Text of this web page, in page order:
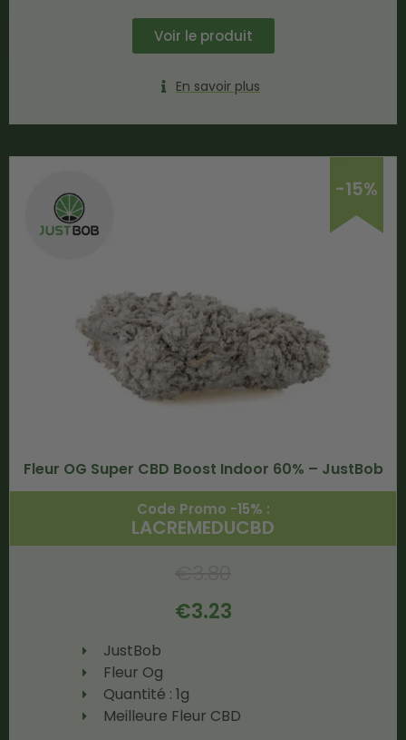
Voir le produit
En savoir plus
-15%
Fleur OG Super CBD Boost Indoor 60% – JustBob
Code Promo -15% :
LACREMEDUCBD
€3.23
JustBob
Fleur Og
Quantité : 1g
Meilleure Fleur CBD